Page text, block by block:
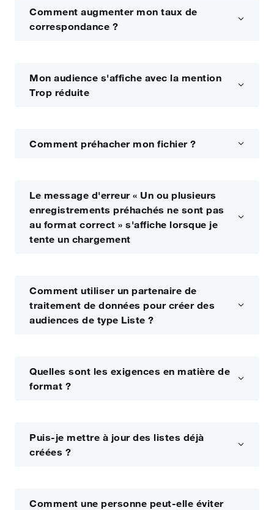
Comment augmenter mon taux de
correspondance ?
Mon audience s'affiche avec la mention
Trop réduite
Comment préhacher mon fichier ?
Le message d'erreur « Un ou plusieurs
enregistrements préhachés ne sont pas
au format correct » s'affiche lorsque je
tente un chargement
Comment utiliser un partenaire de
traitement de données pour créer des
audiences de type Liste ?
Quelles sont les exigences en matière de
format ?
Puis‑je mettre à jour des listes déjà
créées ?
Comment une personne peut-elle éviter